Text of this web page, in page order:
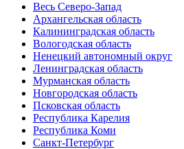
Весь Северо-Запад
Архангельская область
Калининградская область
Вологодская область
Ненецкий автономный округ
Ленинградская область
Мурманская область
Новгородская область
Псковская область
Республика Карелия
Республика Коми
Санкт-Петербург